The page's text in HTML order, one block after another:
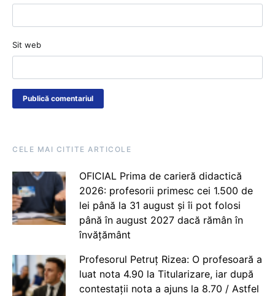
Sit web
CELE MAI CITITE ARTICOLE
OFICIAL Prima de carieră didactică
2026: profesorii primesc cei 1.500 de
lei până la 31 august și îi pot folosi
până în august 2027 dacă rămân în
învățământ
Profesorul Petruț Rizea: O profesoară a
luat nota 4.90 la Titularizare, iar după
contestații nota a ajuns la 8.70 / Astfel